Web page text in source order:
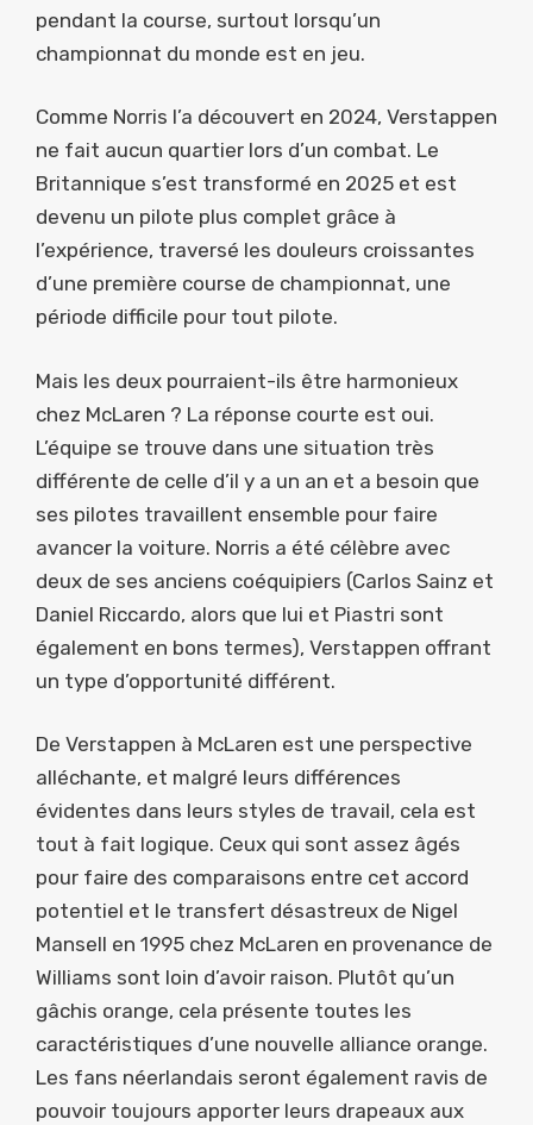
pendant la course, surtout lorsqu’un
championnat du monde est en jeu.
Comme Norris l’a découvert en 2024, Verstappen
ne fait aucun quartier lors d’un combat. Le
Britannique s’est transformé en 2025 et est
devenu un pilote plus complet grâce à
l’expérience, traversé les douleurs croissantes
d’une première course de championnat, une
période difficile pour tout pilote.
Mais les deux pourraient-ils être harmonieux
chez McLaren ? La réponse courte est oui.
L’équipe se trouve dans une situation très
différente de celle d’il y a un an et a besoin que
ses pilotes travaillent ensemble pour faire
avancer la voiture. Norris a été célèbre avec
deux de ses anciens coéquipiers (Carlos Sainz et
Daniel Riccardo, alors que lui et Piastri sont
également en bons termes), Verstappen offrant
un type d’opportunité différent.
De Verstappen à McLaren est une perspective
alléchante, et malgré leurs différences
évidentes dans leurs styles de travail, cela est
tout à fait logique. Ceux qui sont assez âgés
pour faire des comparaisons entre cet accord
potentiel et le transfert désastreux de Nigel
Mansell en 1995 chez McLaren en provenance de
Williams sont loin d’avoir raison. Plutôt qu’un
gâchis orange, cela présente toutes les
caractéristiques d’une nouvelle alliance orange.
Les fans néerlandais seront également ravis de
pouvoir toujours apporter leurs drapeaux aux